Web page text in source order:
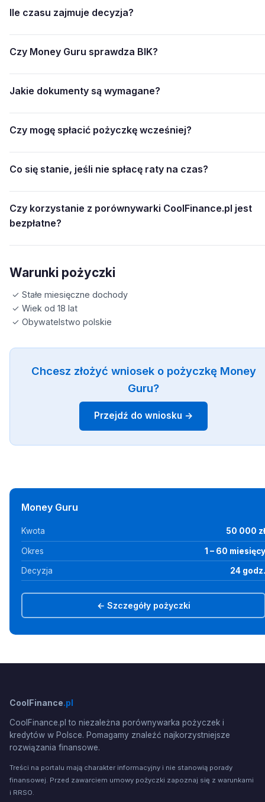
Ile czasu zajmuje decyzja?
Czy Money Guru sprawdza BIK?
Jakie dokumenty są wymagane?
Czy mogę spłacić pożyczkę wcześniej?
Co się stanie, jeśli nie spłacę raty na czas?
Czy korzystanie z porównywarki CoolFinance.pl jest
bezpłatne?
Warunki pożyczki
✓ Stałe miesięczne dochody
✓ Wiek od 18 lat
✓ Obywatelstwo polskie
Chcesz złożyć wniosek o pożyczkę Money
Guru?
Przejdź do wniosku →
Money Guru
Kwota 50 000 zł
Okres 1 – 60 miesięcy
Decyzja 24 godz.
← Szczegóły pożyczki
CoolFinance.pl
CoolFinance.pl to niezależna porównywarka pożyczek i
kredytów w Polsce. Pomagamy znaleźć najkorzystniejsze
rozwiązania finansowe.
Treści na portalu mają charakter informacyjny i nie stanowią porady
finansowej. Przed zawarciem umowy pożyczki zapoznaj się z warunkami
i RRSO.